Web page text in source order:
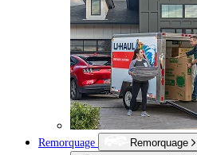
Remorquage
Remorquage